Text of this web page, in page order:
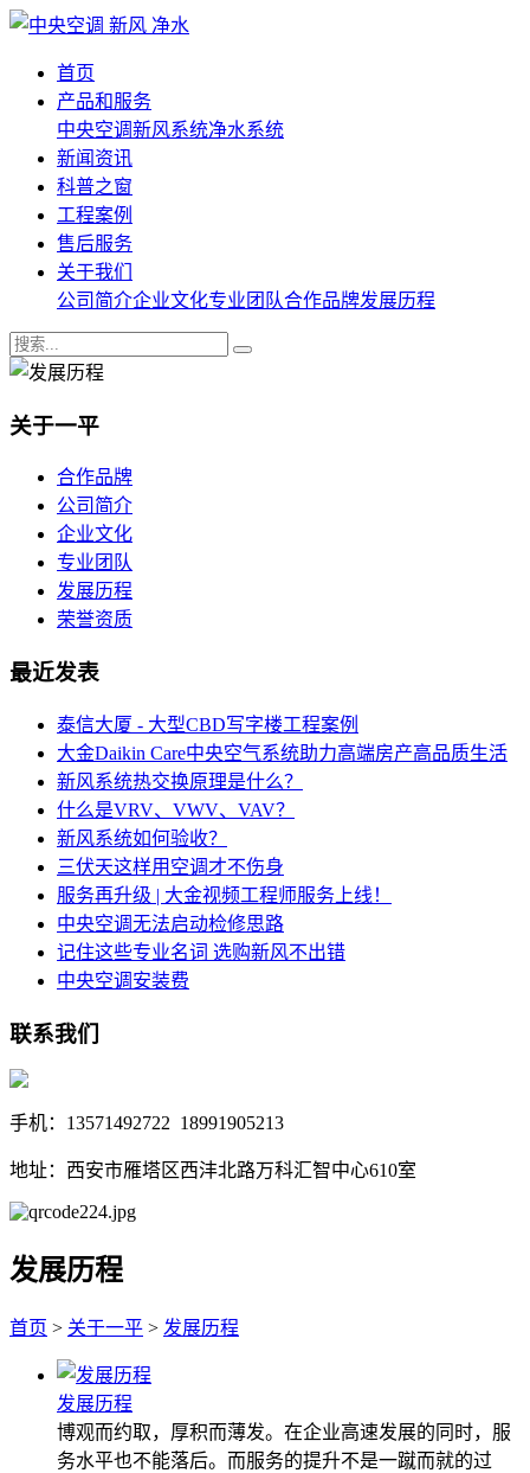
首页
产品和服务
中央空调新风系统净水系统
新闻资讯
科普之窗
工程案例
售后服务
关于我们
公司简介企业文化专业团队合作品牌发展历程
关于一平
合作品牌
公司简介
企业文化
专业团队
发展历程
荣誉资质
最近发表
泰信大厦 - 大型CBD写字楼工程案例
大金Daikin Care中央空气系统助力高端房产高品质生活
新风系统热交换原理是什么？
什么是VRV、VWV、VAV？
新风系统如何验收？
三伏天这样用空调才不伤身
服务再升级 | 大金视频工程师服务上线！
中央空调无法启动检修思路
记住这些专业名词 选购新风不出错
中央空调安装费
联系我们
手机：13571492722 18991905213
地址：西安市雁塔区西沣北路万科汇智中心610室
发展历程
首页 > 关于一平 > 发展历程
发展历程
博观而约取，厚积而薄发。在企业高速发展的同时，服
务水平也不能落后。而服务的提升不是一蹴而就的过